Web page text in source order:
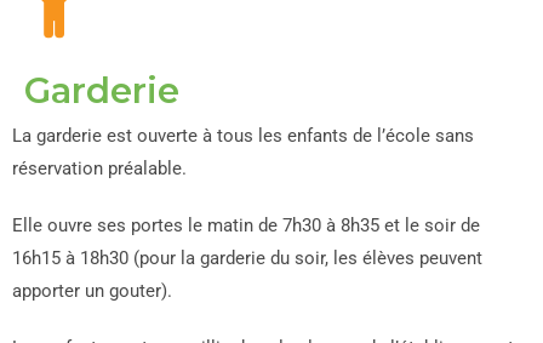
Garderie
La garderie est ouverte à tous les enfants de l’école sans
réservation préalable.
Elle ouvre ses portes le matin de 7h30 à 8h35 et le soir de
16h15 à 18h30 (pour la garderie du soir, les élèves peuvent
apporter un gouter).